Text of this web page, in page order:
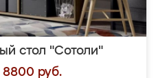
стол "Сотоли"
8800 руб.